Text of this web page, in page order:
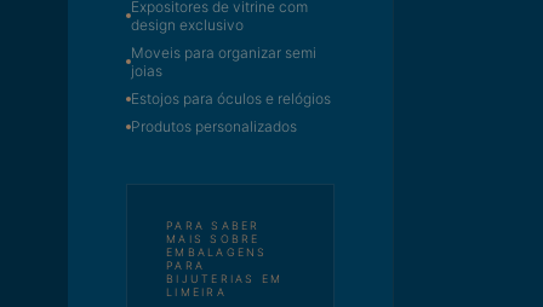
Expositores de vitrine com
design exclusivo
Moveis para organizar semi
joias
Estojos para óculos e relógios
Produtos personalizados
PARA SABER
MAIS SOBRE
EMBALAGENS
PARA
BIJUTERIAS EM
LIMEIRA